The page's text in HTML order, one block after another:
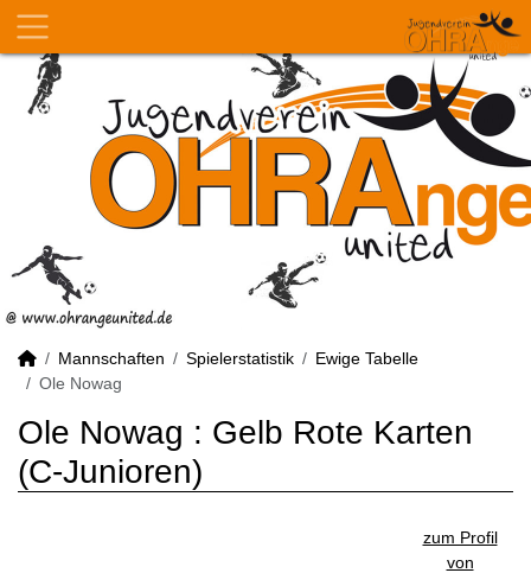
Mannschaften Spielerstatistik
Ewige Tabelle
Ole Nowag
Ole Nowag : Gelb Rote Karten
(C-Junioren)
zum Profil
von